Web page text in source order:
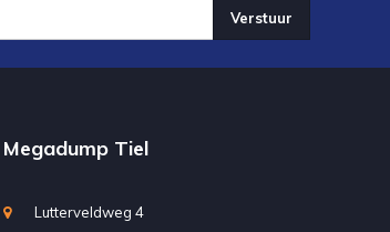
Verstuur
Megadump Tiel
Lutterveldweg 4